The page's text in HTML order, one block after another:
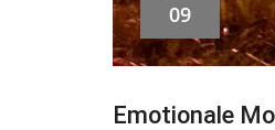
09
Emotionale